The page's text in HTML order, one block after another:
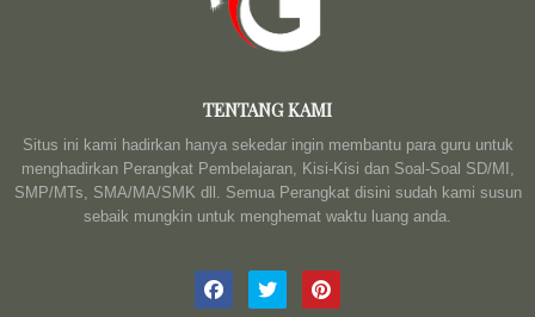
TENTANG KAMI
Situs ini kami hadirkan hanya sekedar ingin membantu para guru untuk
menghadirkan Perangkat Pembelajaran, Kisi-Kisi dan Soal-Soal SD/MI,
SMP/MTs, SMA/MA/SMK dll. Semua Perangkat disini sudah kami susun
sebaik mungkin untuk menghemat waktu luang anda.